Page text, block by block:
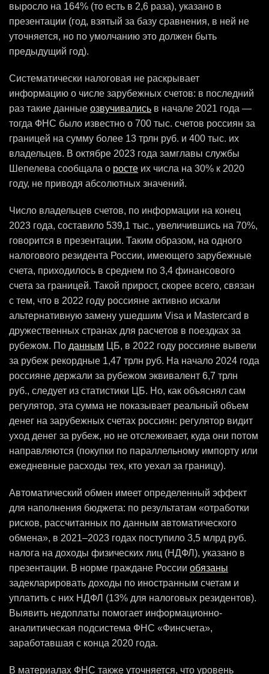
выросло на 164% (то есть в 2,6 раза), указано в
презентации (год, взятый за базу сравнения, в ней не
уточняется, но по умолчанию это должен быть
предыдущий год).
Систематически налоговая не раскрывает
информацию о числе зарубежных счетов: в последний
раз такие данные озвучивались в начале 2021 года —
тогда ФНС было известно о 700 тыс. счетов россиян за
границей на сумму более 13 трлн руб. и 400 тыс. их
владельцев. В октябре 2023 года замглавы службы
Шепелева сообщала о росте их числа на 30% к 2020
году, не приводя абсолютных значений.
Число владельцев счетов, по информации на конец
2023 года, составило 539,1 тыс., увеличившись на 70%,
говорится в презентации. Таким образом, на одного
налогового резидента России, имеющего зарубежные
счета, приходилось в среднем по 3,4 финансового
счета за границей. Такой прирост, скорее всего, связан
с тем, что в 2022 году россияне активно искали
альтернативную замену ушедшим Visa и Mastercard в
дружественных странах для расчетов в поездках за
рубежом. По данным ЦБ, в 2022 году россияне вывели
за рубеж рекордные 1,47 трлн руб. На начало 2024 года
россияне держали за рубежом эквивалент 6,7 трлн
руб., следует из статистики ЦБ. Но, как объяснял сам
регулятор, эта сумма не показывает реальный объем
денег на зарубежных счетах россиян: регулятор видит
уход денег за рубеж, но не отслеживает, куда они потом
направляются (покупки по параллельному импорту или
ежедневные расходы тех, кто уехал за границу).
Автоматический обмен имеет определенный эффект
для наполнения бюджета: по результатам «отработки
рисков, рассчитанных по данным автоматического
обмена», в 2021–2023 годах поступило 3,5 млрд руб.
налога на доходы физических лиц (НДФЛ), указано в
презентации. В норме граждане России обязаны
задекларировать доходы по иностранным счетам и
уплатить с них НДФЛ (13% для налоговых резидентов).
Выявить недоплаты помогает информационно-
аналитическая подсистема ФНС «Финсчета»,
заработавшая с конца 2020 года.
В материалах ФНС также уточняется, что уровень